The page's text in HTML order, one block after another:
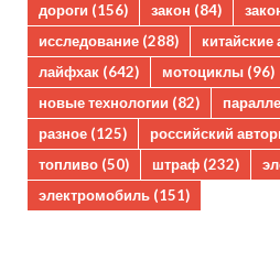
дороги (156) закон (84)
исследование (288)
лайфхак (642) мотоциклы (96)
новые технологии (82)
разное (125) российский
топливо (50) штраф (232)
электромобиль (151)